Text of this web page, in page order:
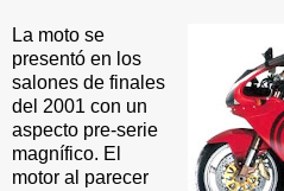
La moto se
presentó en los
salones de finales
del 2001 con un
aspecto pre-serie
magnífico. El
motor al parecer